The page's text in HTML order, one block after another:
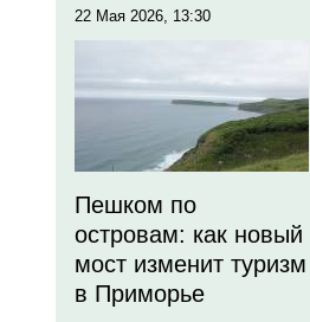
22 Мая 2026, 13:30
Пешком по
островам: как новый
мост изменит туризм
в Приморье